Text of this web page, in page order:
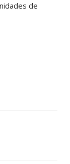
de